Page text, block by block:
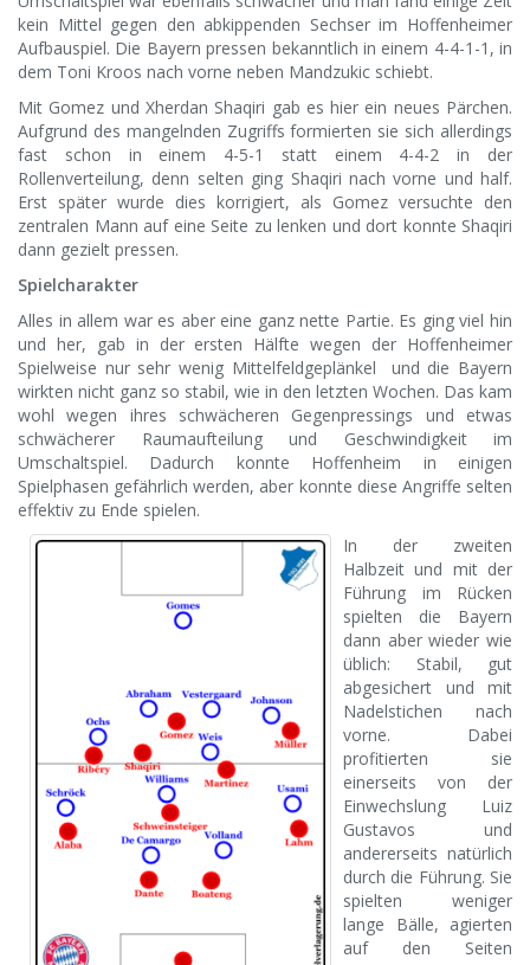
kein Mittel gegen den abkippenden Sechser im Hoffenheimer
Aufbauspiel. Die Bayern pressen bekanntlich in einem 4-4-1-1, in
dem Toni Kroos nach vorne neben Mandzukic schiebt.
Mit Gomez und Xherdan Shaqiri gab es hier ein neues Pärchen.
Aufgrund des mangelnden Zugriffs formierten sie sich allerdings
fast schon in einem 4-5-1 statt einem 4-4-2 in der
Rollenverteilung, denn selten ging Shaqiri nach vorne und half.
Erst später wurde dies korrigiert, als Gomez versuchte den
zentralen Mann auf eine Seite zu lenken und dort konnte Shaqiri
dann gezielt pressen.
Spielcharakter
Alles in allem war es aber eine ganz nette Partie. Es ging viel hin
und her, gab in der ersten Hälfte wegen der Hoffenheimer
Spielweise nur sehr wenig Mittelfeldgeplänkel und die Bayern
wirkten nicht ganz so stabil, wie in den letzten Wochen. Das kam
wohl wegen ihres schwächeren Gegenpressings und etwas
schwächerer Raumaufteilung und Geschwindigkeit im
Umschaltspiel. Dadurch konnte Hoffenheim in einigen
Spielphasen gefährlich werden, aber konnte diese Angriffe selten
effektiv zu Ende spielen.
In der zweiten
Halbzeit und mit der
Führung im Rücken
spielten die Bayern
dann aber wieder wie
üblich: Stabil, gut
abgesichert und mit
Nadelstichen nach
vorne. Dabei
profitierten sie
einerseits von der
Einwechslung Luiz
Gustavos und
andererseits natürlich
durch die Führung. Sie
spielten weniger
lange Bälle, agierten
auf den Seiten